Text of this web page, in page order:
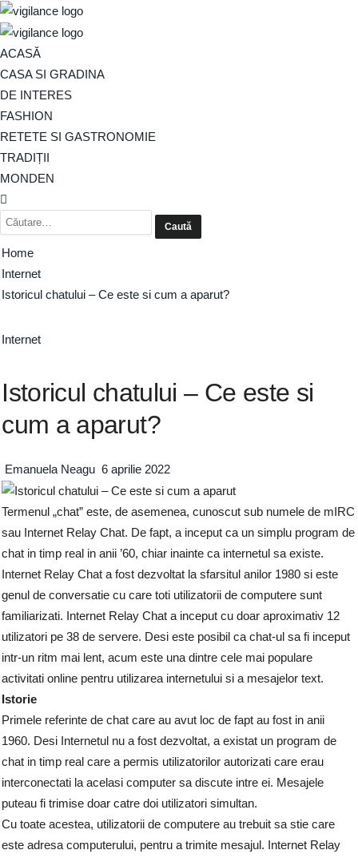
ACASĂ
CASA SI GRADINA
DE INTERES
FASHION
RETETE SI GASTRONOMIE
TRADIȚII
MONDEN
Home
Internet
Istoricul chatului – Ce este si cum a aparut?
Internet
Istoricul chatului – Ce este si
cum a aparut?
Emanuela Neagu 6 aprilie 2022
Termenul „chat” este, de asemenea, cunoscut sub numele de mIRC
sau Internet Relay Chat. De fapt, a inceput ca un simplu program de
chat in timp real in anii ’60, chiar inainte ca internetul sa existe.
Internet Relay Chat a fost dezvoltat la sfarsitul anilor 1980 si este
genul de conversatie cu care toti utilizatorii de computere sunt
familiarizati. Internet Relay Chat a inceput cu doar aproximativ 12
utilizatori pe 38 de servere. Desi este posibil ca chat-ul sa fi inceput
intr-un ritm mai lent, acum este una dintre cele mai populare
activitati online pentru utilizarea internetului si a mesajelor text.
Istorie
Primele referinte de chat care au avut loc de fapt au fost in anii
1960. Desi Internetul nu a fost dezvoltat, a existat un program de
chat in timp real care a permis utilizatorilor autorizati care erau
interconectati la acelasi computer sa discute intre ei. Mesajele
puteau fi trimise doar catre doi utilizatori simultan.
Cu toate acestea, utilizatorii de computere au trebuit sa stie care
este adresa computerului, pentru a trimite mesajul. Internet Relay